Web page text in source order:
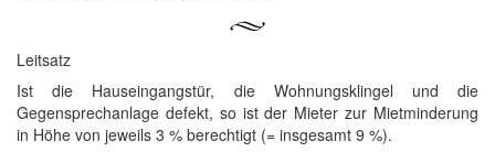
Leitsatz
Ist die Hauseingangstür, die Wohnungsklingel und die
Gegensprechanlage defekt, so ist der Mieter zur Mietminderung
in Höhe von jeweils 3 % berechtigt (= insgesamt 9 %).